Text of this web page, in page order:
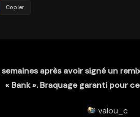
Copier
après avoir signé un
« Bank ». Braquage garanti pour
valou_c